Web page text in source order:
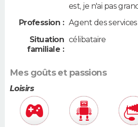
est, je n'ai pas
Profession : Agent des
Situation
familiale :
célibataire
Mes goûts et passions
Loisirs